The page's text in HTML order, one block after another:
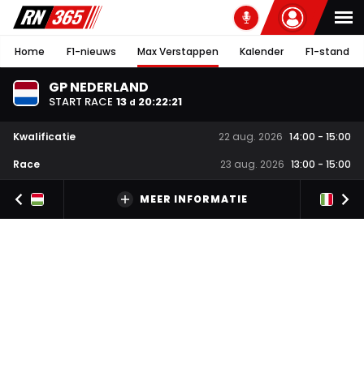
Home F1-nieuws Max Verstappen Kalender F1-stand
GP NEDERLAND
START RACE 13 d 20:22:20
Kwalificatie 22 aug. 2026 14:00 - 15:00
Race
23 aug. 2026 13:00 - 15:00
MEER INFORMATIE